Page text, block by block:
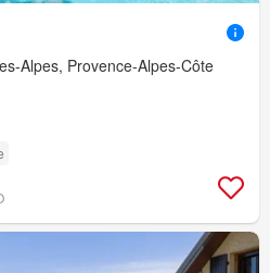
Alpes, Provence-Alpes-Côte